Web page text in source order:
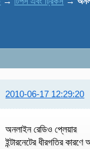
2010-06-17 12:29:20
অনলাইন রেডিও প্লেয়ার
ইন্টারনেটের ধীরগতির